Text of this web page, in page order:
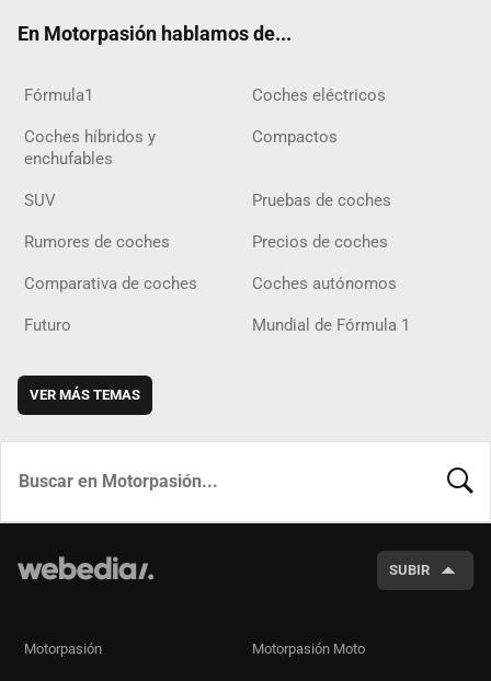
En Motorpasión hablamos de...
Fórmula1 Coches eléctricos
Coches híbridos y
enchufables
Compactos
SUV Pruebas de coches
Rumores de coches Precios de coches
Comparativa de coches Coches autónomos
Futuro Mundial de Fórmula 1
VER MÁS TEMAS
SUBIR
Motorpasión Motorpasión Moto